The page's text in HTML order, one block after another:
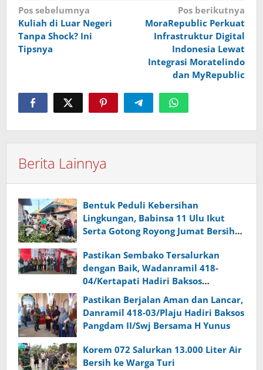
Navigasi
pos
Pos sebelumnya
Kuliah di Luar Negeri
Tanpa Shock? Ini
Tipsnya
Pos berikutnya
MoraRepublic Perkuat
Infrastruktur Digital
Indonesia Lewat
Integrasi Moratelindo
dan MyRepublic
Berita Lainnya
Bentuk Peduli Kebersihan
Lingkungan, Babinsa 11 Ulu Ikut
Serta Gotong Royong Jumat Bersih
Pastikan Sembako Tersalurkan
dengan Baik, Wadanramil 418-
04/Kertapati Hadiri Baksos
Pangdam II/Swj Bersama H Yunus
Pastikan Berjalan Aman dan Lancar,
Danramil 418-03/Plaju Hadiri Baksos
Pangdam II/Swj Bersama H Yunus
Korem 072 Salurkan 13.000 Liter Air
Bersih ke Warga Turi